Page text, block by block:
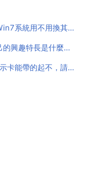
想換個顯示卡不知道換什麼顯示卡想用Win7系統用不用換其他的東西顯示卡真不行了
我好無助！想給自己定目標可不知道自己的興趣特長是什麼，很想努
我想換個8G的記憶體，不知道CPU和顯示卡能帶的起不，請大家幫幫忙